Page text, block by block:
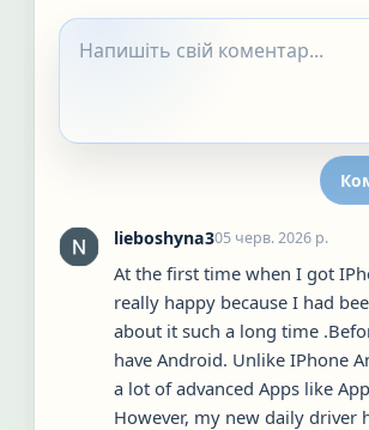
lieboshyna305 черв. 2026 р.
At the first time when I got
really happy because I had
about it such a long time
have Android. Unlike IPhone
a lot of advanced Apps like
However, my new daily driver